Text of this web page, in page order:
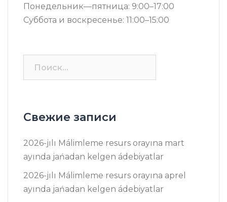
Понедельник—пятница: 9:00–17:00
Суббота и воскресенье: 11:00–15:00
Свежие записи
2026-jılı Málimleme resurs оrayına mart
ayında jańadan kelgen ádebiyatlar
2026-jılı Málimleme resurs оrayına aprel
ayında jańadan kelgen ádebiyatlar